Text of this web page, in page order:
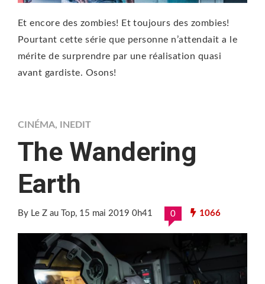
Et encore des zombies! Et toujours des zombies!
Pourtant cette série que personne n’attendait a le
mérite de surprendre par une réalisation quasi
avant gardiste. Osons!
CINÉMA, INEDIT
The Wandering
Earth
By Le Z au Top, 15 mai 2019 0h41 0 1066